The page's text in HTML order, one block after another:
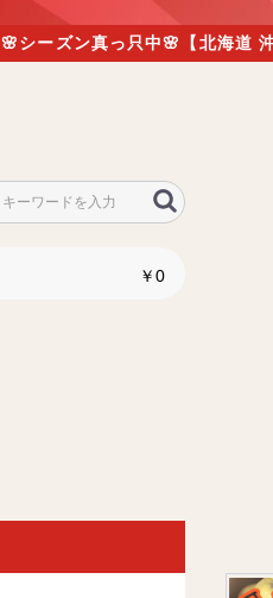
🌸シーズン真っ只中🌸【北海道
￥0